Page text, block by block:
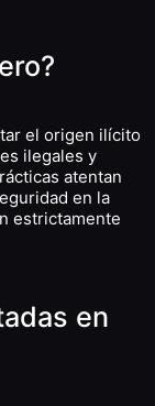
el origen ilícito
ilegales y
atentan
en la
estrictamente
en